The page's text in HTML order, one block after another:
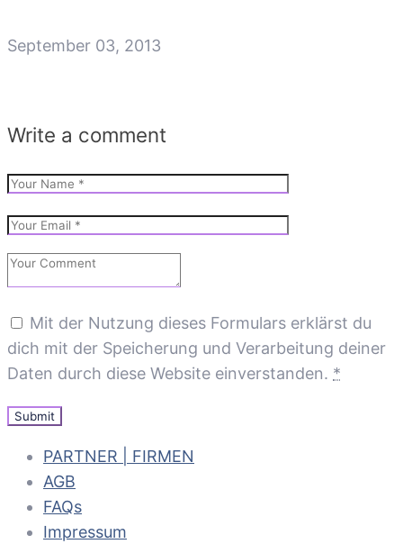
September 03, 2013
Write a comment
Mit der Nutzung dieses Formulars erklärst du
dich mit der Speicherung und Verarbeitung deiner
Daten durch diese Website einverstanden. *
PARTNER | FIRMEN
AGB
FAQs
Impressum